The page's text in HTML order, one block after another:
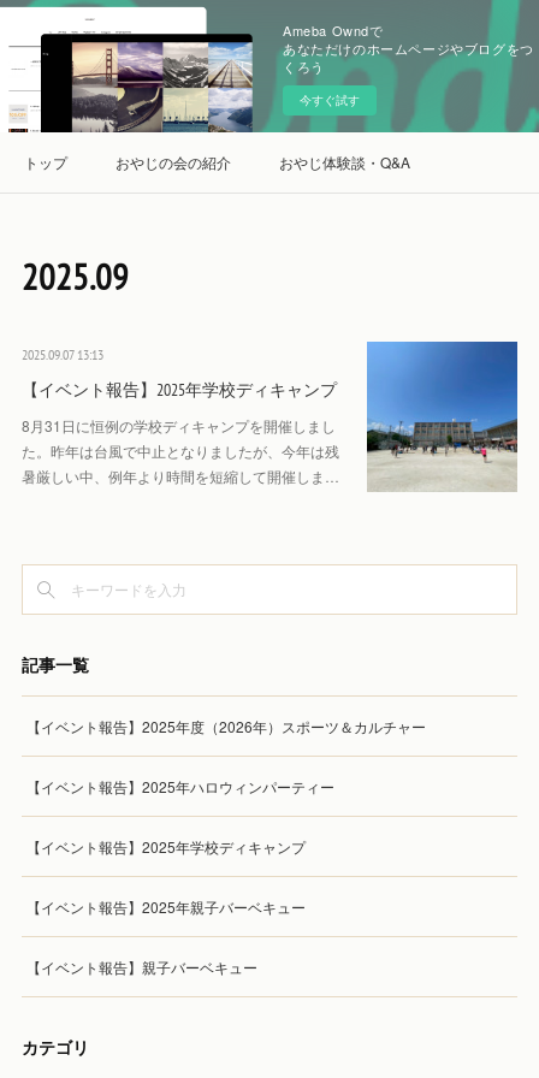
Ameba Owndで
あなただけのホームページやブログをつ
くろう
今すぐ試す
トップ おやじの会の紹介 おやじ体験談・Q&A
2025.09
2025.09.07 13:13
【イベント報告】2025年学校ディキャンプ
8月31日に恒例の学校ディキャンプを開催しまし
た。昨年は台風で中止となりましたが、今年は残
暑厳しい中、例年より時間を短縮して開催しま…
記事一覧
【イベント報告】2025年度（2026年）スポーツ＆カルチャー
【イベント報告】2025年ハロウィンパーティー
【イベント報告】2025年学校ディキャンプ
【イベント報告】2025年親子バーベキュー
【イベント報告】親子バーベキュー
カテゴリ